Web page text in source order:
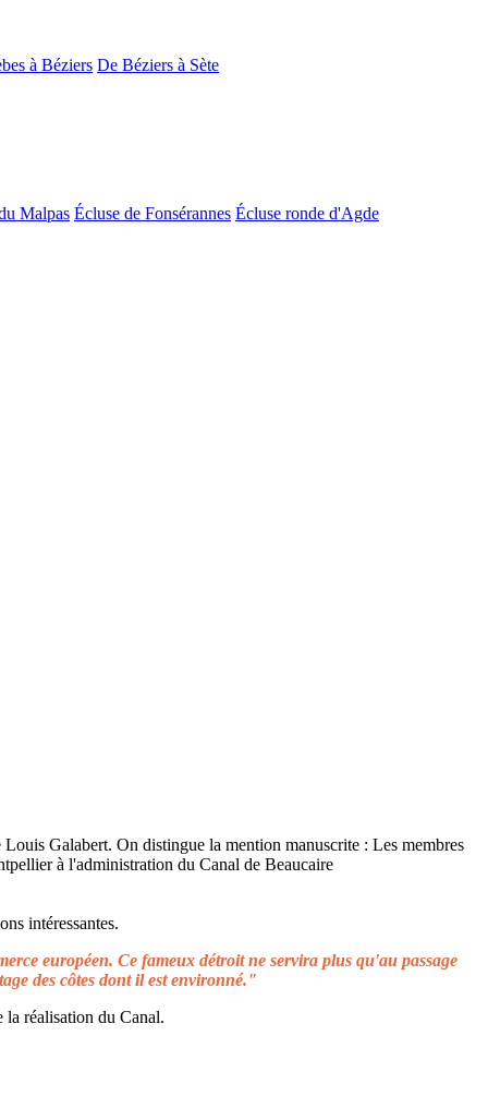
à Béziers De Béziers à Sète
Malpas Écluse de Fonsérannes Écluse ronde d'Agde
intéressantes.
européen. Ce fameux détroit ne servira plus qu'au passage
des côtes dont il est environné."
réalisation du Canal.